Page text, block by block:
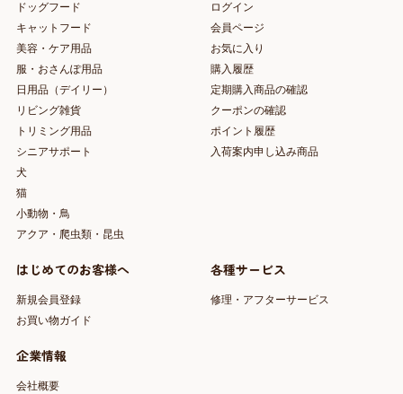
ドッグフード
キャットフード
美容・ケア用品
服・おさんぽ用品
日用品（デイリー）
リビング雑貨
トリミング用品
シニアサポート
犬
猫
小動物・鳥
アクア・爬虫類・昆虫
ログイン
会員ページ
お気に入り
購入履歴
定期購入商品の確認
クーポンの確認
ポイント履歴
入荷案内申し込み商品
はじめてのお客様へ
新規会員登録
お買い物ガイド
各種サービス
修理・アフターサービス
企業情報
会社概要